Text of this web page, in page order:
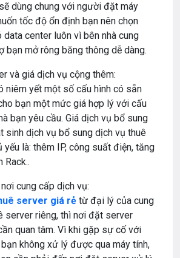
dùng chung với người đặt máy
tốc độ ổn định bạn nên chọn
data center luôn vì bên nhà cung
bạn mở rông băng thông dễ dàng.
và giá dịch vụ cộng thêm:
niêm yết một số cấu hình có sẵn
bạn một mức giá hợp lý với cấu
bạn yêu cầu. Giá dịch vụ bổ sung
sinh dịch vụ bổ sung dịch vụ thuê
yếu là: thêm IP, công suất điện, tăng
Rack..
cung cấp dịch vụ:
server giá rẻ từ đại lý của cung
server riêng, thì nơi đặt server
quan tâm. Vì khi gặp sự cố với
không xử lý được qua máy tính,